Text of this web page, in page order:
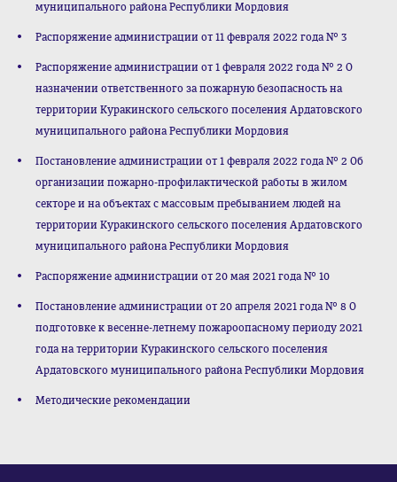
муниципального района Республики Мордовия
Распоряжение администрации от 11 февраля 2022 года № 3
Распоряжение администрации от 1 февраля 2022 года № 2 О
назначении ответственного за пожарную безопасность на
территории Куракинского сельского поселения Ардатовского
муниципального района Республики Мордовия
Постановление администрации от 1 февраля 2022 года № 2 Об
организации пожарно-профилактической работы в жилом
секторе и на объектах с массовым пребыванием людей на
территории Куракинского сельского поселения Ардатовского
муниципального района Республики Мордовия
Распоряжение администрации от 20 мая 2021 года № 10
Постановление администрации от 20 апреля 2021 года № 8 О
подготовке к весенне-летнему пожароопасному периоду 2021
года на территории Куракинского сельского поселения
Ардатовского муниципального района Республики Мордовия
Методические рекомендации